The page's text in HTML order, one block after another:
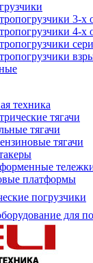
3-х
4-х
техника
тягачи
тягачи
тягачи
платформы
погрузчики
для